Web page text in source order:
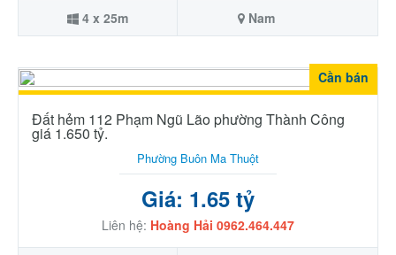
4 x 25m Nam
Cần bán
Đất hẻm 112 Phạm Ngũ Lão phường Thành Công
giá 1.650 tỷ.
Phường Buôn Ma Thuột
Giá: 1.65 tỷ
Liên hệ: Hoàng Hải 0962.464.447